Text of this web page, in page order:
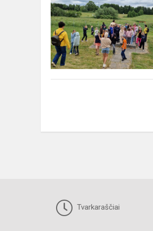
karjerai
Tvarkaraščiai